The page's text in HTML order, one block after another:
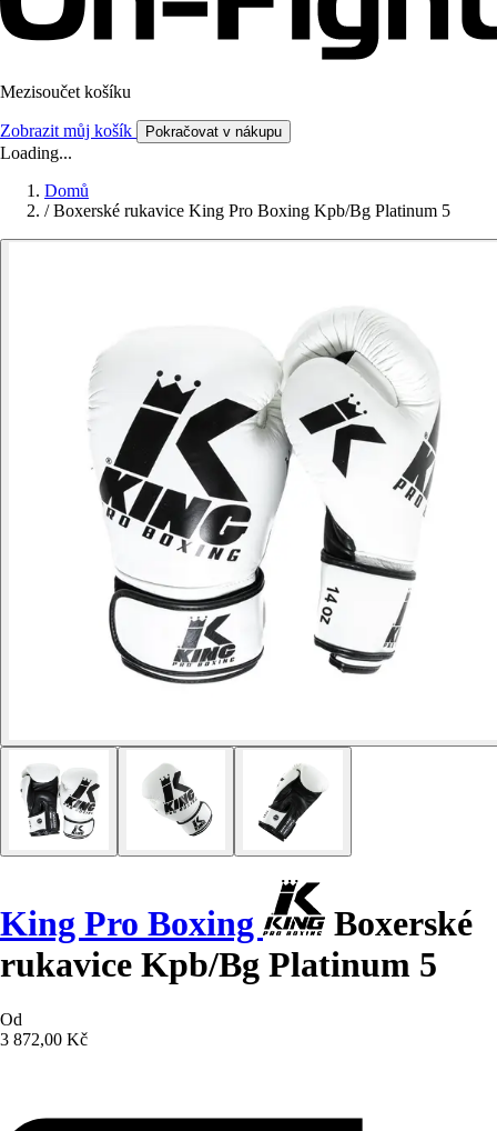
Mezisoučet košíku
Zobrazit můj košík Pokračovat v nákupu
Loading...
Domů
/ Boxerské rukavice King Pro Boxing Kpb/Bg Platinum 5
King Pro Boxing
Boxerské
rukavice Kpb/Bg Platinum 5
Od
3 872,00 Kč